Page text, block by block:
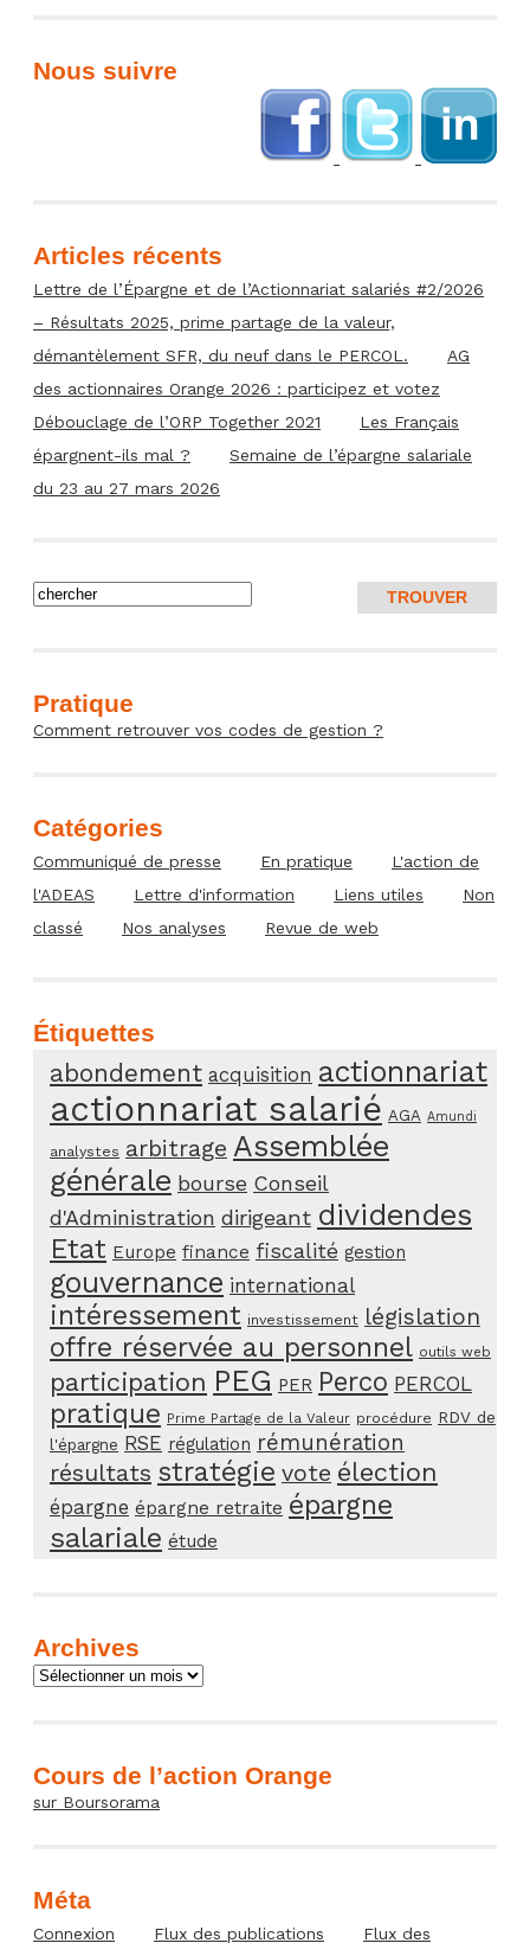
Nous suivre
Articles récents
Lettre de l’Épargne et de l’Actionnariat salariés #2/2026
– Résultats 2025, prime partage de la valeur,
démantèlement SFR, du neuf dans le PERCOL.
AG
des actionnaires Orange 2026 : participez et votez
Débouclage de l’ORP Together 2021
Les Français
épargnent-ils mal ?
Semaine de l’épargne salariale
du 23 au 27 mars 2026
Pratique
Comment retrouver vos codes de gestion ?
Catégories
Communiqué de presse En pratique
L'action de
l'ADEAS
Lettre d'information Liens utiles
Non
classé
Nos analyses Revue de web
Étiquettes
abondement acquisition actionnariat
actionnariat salarié AGA Amundi
analystes arbitrage Assemblée
générale bourse Conseil
d'Administration dirigeant dividendes
Etat Europe finance fiscalité gestion
gouvernance international
intéressement investissement législation
offre réservée au personnel outils web
participation PEG PER Perco PERCOL
pratique Prime Partage de la Valeur procédure RDV de
l'épargne RSE régulation rémunération
résultats stratégie vote élection
épargne épargne retraite épargne
salariale étude
Archives
Archives
Cours de l’action Orange
sur Boursorama
Méta
Connexion Flux des publications Flux des